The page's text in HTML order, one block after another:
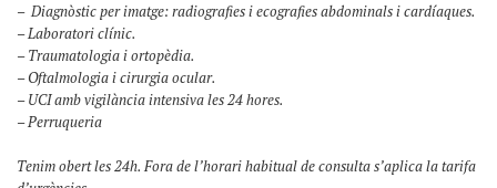
– Diagnòstic per imatge: radiografies i ecografies abdominals i cardíaques.
– Laboratori clínic.
– Traumatologia i ortopèdia.
– Oftalmologia i cirurgia ocular.
– UCI amb vigilància intensiva les 24 hores.
– Perruqueria
Tenim obert les 24h. Fora de l’horari habitual de consulta s’aplica la tarifa